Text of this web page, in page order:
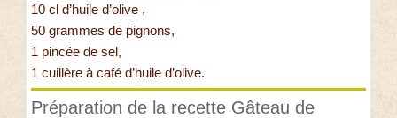
10 cl d’huile d’olive ,
50 grammes de pignons,
1 pincée de sel,
1 cuillère à café d’huile d’olive.
Préparation de la recette Gâteau de